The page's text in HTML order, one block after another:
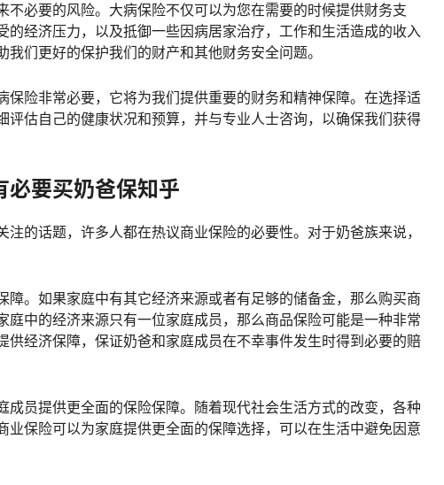
不必要的风险。大病保险不仅可以为您在需要的时候提供财务支
的经济压力，以及抵御一些因病居家治疗，工作和生活造成的收入
们更好的保护我们的财产和其他财务安全问题。
保险非常必要，它将为我们提供重要的财务和精神保障。在选择适
评估自己的健康状况和预算，并与专业人士咨询，以确保我们获得
必要买奶爸保知乎
的话题，许多人都在热议商业保险的必要性。对于奶爸族来说，
障。如果家庭中有其它经济来源或者有足够的储备金，那么购买商
庭中的经济来源只有一位家庭成员，那么商品保险可能是一种非常
供经济保障，保证奶爸和家庭成员在不幸事件发生时得到必要的赔
成员提供更全面的保险保障。随着现代社会生活方式的改变，各种
业保险可以为家庭提供更全面的保障选择，可以在生活中避免因意